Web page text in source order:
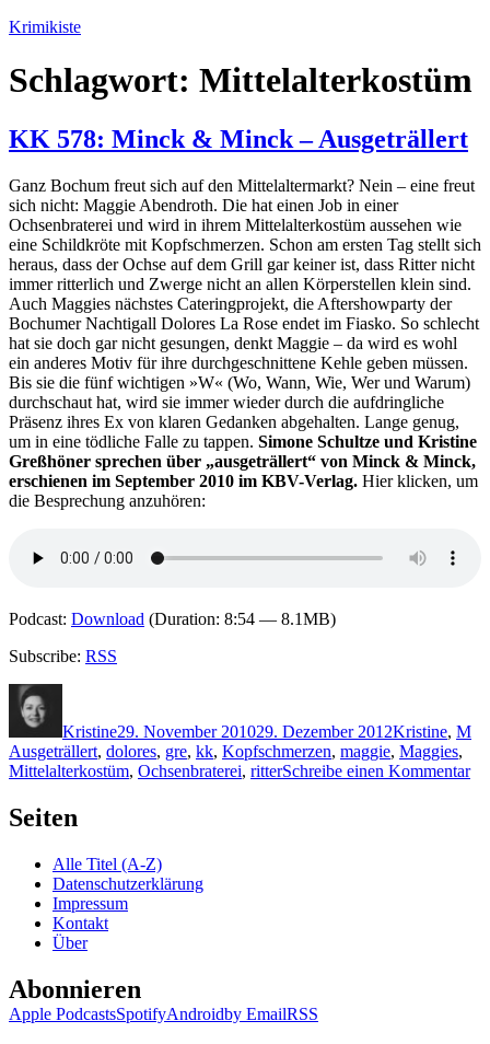
Zum
springen
Krimikiste
Schlagwort: Mittelalterkostüm
KK 578: Minck & Minck – Ausgeträllert
Ganz Bochum freut sich auf den Mittelaltermarkt? Nein – eine freut
sich nicht: Maggie Abendroth. Die hat einen Job in einer
Ochsenbraterei und wird in ihrem Mittelalterkostüm aussehen wie
eine Schildkröte mit Kopfschmerzen. Schon am ersten Tag stellt sich
heraus, dass der Ochse auf dem Grill gar keiner ist, dass Ritter nicht
immer ritterlich und Zwerge nicht an allen Körperstellen klein sind.
Auch Maggies nächstes Cateringprojekt, die Aftershowparty der
Bochumer Nachtigall Dolores La Rose endet im Fiasko. So schlecht
hat sie doch gar nicht gesungen, denkt Maggie – da wird es wohl
ein anderes Motiv für ihre durchgeschnittene Kehle geben müssen.
Bis sie die fünf wichtigen »W« (Wo, Wann, Wie, Wer und Warum)
durchschaut hat, wird sie immer wieder durch die aufdringliche
Präsenz ihres Ex von klaren Gedanken abgehalten. Lange genug,
um in eine tödliche Falle zu tappen. Simone Schultze und Kristine
Greßhöner sprechen über „ausgeträllert“ von Minck & Minck,
erschienen im September 2010 im KBV-Verlag. Hier klicken, um
die Besprechung anzuhören:
Podcast: Download (Duration: 8:54 — 8.1MB)
Subscribe: RSS
Kristine29. November 201029. Dezember 2012Kristine, M
Ausgeträllert, dolores, gre, kk, Kopfschmerzen, maggie, Maggies,
Mittelalterkostüm, Ochsenbraterei, ritterSchreibe einen Kommentarzu
Seiten
Alle Titel (A-Z)
Datenschutzerklärung
Impressum
Kontakt
Über
Abonnieren
Apple PodcastsSpotifyAndroidby EmailRSS